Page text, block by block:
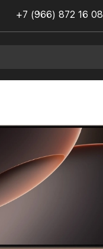
+7 (966) 872 16 08